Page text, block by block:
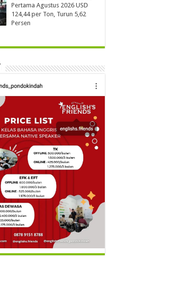
Pertama Agustus 2026 USD
124,44 per Ton, Turun 5,62
Persen